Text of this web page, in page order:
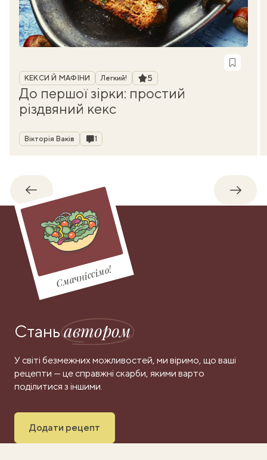
Рубрика
КЕКСИ Й МАФІНИ Легкий! Рейтинг
5
До першої зірки: простий
різдвяний кекс
Автор
Вікторія Ваків Коментарі
1
Назад
Смачніссімо!
Станьавтором
У світі безмежних можливостей, ми віримо, що ваші
рецепти — це справжні скарби, якими варто
поділитися з іншими.
Додати рецепт